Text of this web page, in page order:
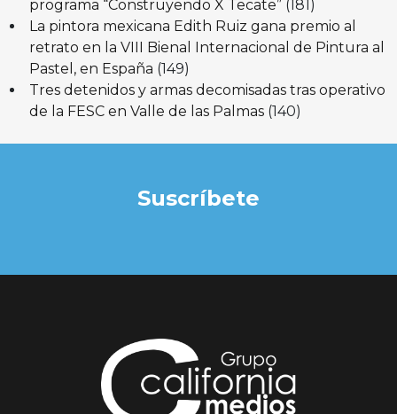
programa “Construyendo X Tecate” (181)
La pintora mexicana Edith Ruiz gana premio al
retrato en la VIII Bienal Internacional de Pintura al
Pastel, en España (149)
Tres detenidos y armas decomisadas tras operativo
de la FESC en Valle de las Palmas (140)
Suscríbete